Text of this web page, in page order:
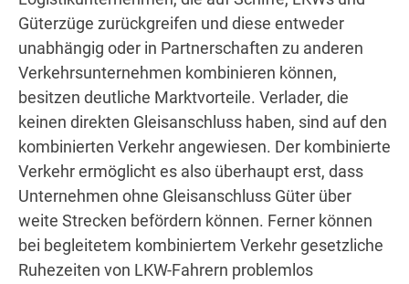
Güterzüge zurückgreifen und diese entweder
unabhängig oder in Partnerschaften zu anderen
Verkehrsunternehmen kombinieren können,
besitzen deutliche Marktvorteile. Verlader, die
keinen direkten Gleisanschluss haben, sind auf den
kombinierten Verkehr angewiesen. Der kombinierte
Verkehr ermöglicht es also überhaupt erst, dass
Unternehmen ohne Gleisanschluss Güter über
weite Strecken befördern können. Ferner können
bei begleitetem kombiniertem Verkehr gesetzliche
Ruhezeiten von LKW-Fahrern problemlos